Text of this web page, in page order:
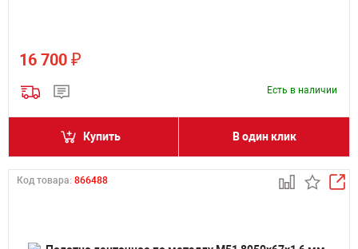
16 700 ₽
Есть в наличии
Купить В один клик
Код товара: 866488